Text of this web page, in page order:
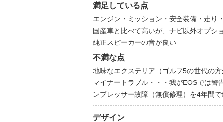
満足している点
エンジン・ミッション・安全装備・走り
国産車と比べて高いが、ナビ以外オプシ
純正スピーカーの音が良い
不満な点
地味なエクステリア（ゴルフ5の世代の方
マイナートラブル・・・我がEOSでは警
ンプレッサー故障（無償修理）を4年間
デザイン